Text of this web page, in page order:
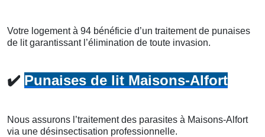
Votre logement à 94 bénéficie d’un traitement de punaises
de lit garantissant l’élimination de toute invasion.
✔️ Punaises de lit Maisons-Alfort
Nous assurons l’traitement des parasites à Maisons-Alfort
via une désinsectisation professionnelle.